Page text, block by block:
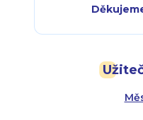
Úterý:
Středa:
Úterý:
Středa: